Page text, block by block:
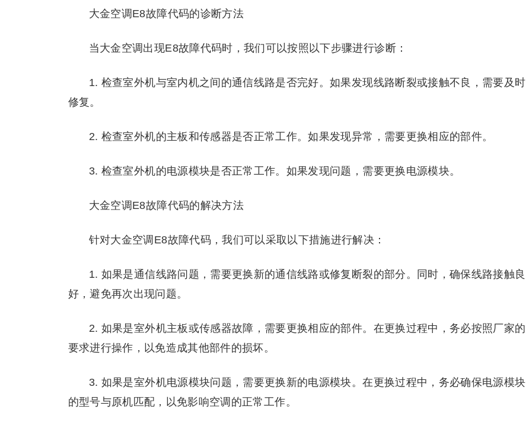
大金空调E8故障代码的诊断方法
当大金空调出现E8故障代码时，我们可以按照以下步骤进行诊断：
1. 检查室外机与室内机之间的通信线路是否完好。如果发现线路断裂或接触不良，需要及时
修复。
2. 检查室外机的主板和传感器是否正常工作。如果发现异常，需要更换相应的部件。
3. 检查室外机的电源模块是否正常工作。如果发现问题，需要更换电源模块。
大金空调E8故障代码的解决方法
针对大金空调E8故障代码，我们可以采取以下措施进行解决：
1. 如果是通信线路问题，需要更换新的通信线路或修复断裂的部分。同时，确保线路接触良
好，避免再次出现问题。
2. 如果是室外机主板或传感器故障，需要更换相应的部件。在更换过程中，务必按照厂家的
要求进行操作，以免造成其他部件的损坏。
3. 如果是室外机电源模块问题，需要更换新的电源模块。在更换过程中，务必确保电源模块
的型号与原机匹配，以免影响空调的正常工作。